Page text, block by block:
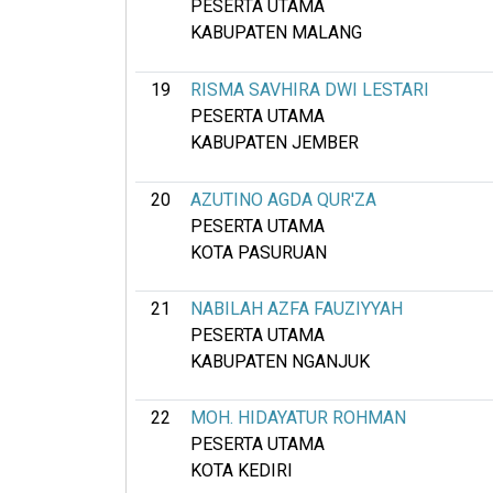
PESERTA UTAMA
KABUPATEN MALANG
19
RISMA SAVHIRA DWI LESTARI
PESERTA UTAMA
KABUPATEN JEMBER
20
AZUTINO AGDA QUR'ZA
PESERTA UTAMA
KOTA PASURUAN
21
NABILAH AZFA FAUZIYYAH
PESERTA UTAMA
KABUPATEN NGANJUK
22
MOH. HIDAYATUR ROHMAN
PESERTA UTAMA
KOTA KEDIRI